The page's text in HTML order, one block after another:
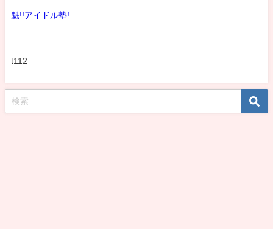
魁!!アイドル塾!
t112